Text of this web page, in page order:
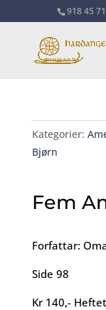
918 45
Kategorier:
Bjørn
Fem
Forfattar:
Side 98
Kr 140,-